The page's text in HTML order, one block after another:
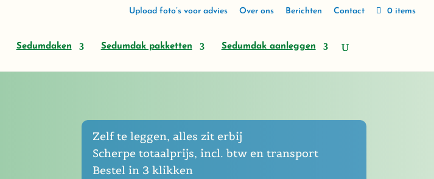
Upload foto’s voor advies Over ons Berichten Contact 0 items
Sedumdaken Sedumdak pakketten Sedumdak aanleggen
Zelf te leggen, alles zit erbij
Scherpe totaalprijs, incl. btw en transport
Bestel in 3 klikken